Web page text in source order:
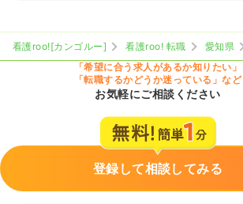
看護roo![カンゴルー] 看護roo! 転職 愛知県
「希望に合う求人があるか知りたい」
「転職するかどうか迷っている」など
お気軽にご相談ください
登録して相談してみる